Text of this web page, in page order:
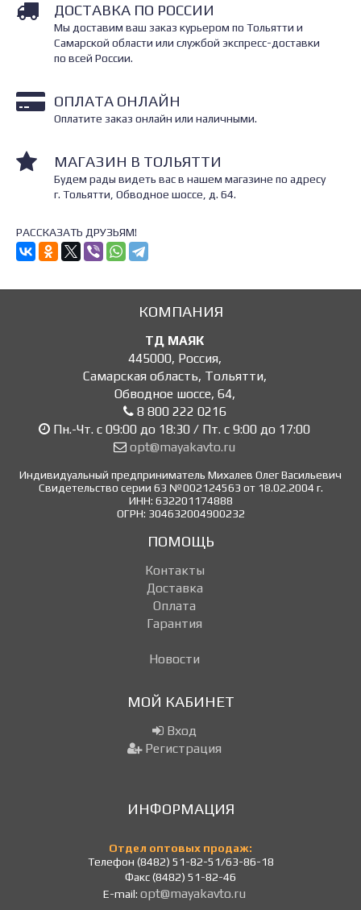
ДОСТАВКА ПО РОССИИ
Мы доставим ваш заказ курьером по Тольятти и
Самарской области или службой экспресс-доставки
по всей России.
ОПЛАТА ОНЛАЙН
Оплатите заказ онлайн или наличными.
МАГАЗИН В ТОЛЬЯТТИ
Будем рады видеть вас в нашем магазине по адресу
г. Тольятти, Обводное шоссе, д. 64.
РАССКАЗАТЬ ДРУЗЬЯМ!
КОМПАНИЯ
ТД МАЯК
445000, Россия,
Самарская область, Тольятти,
Обводное шоссе, 64,
8 800 222 0216
Пн.-Чт. с 09:00 до 18:30 / Пт. с 9:00 до 17:00
opt@mayakavto.ru
Индивидуальный предприниматель Михалев Олег Васильевич
Свидетельство серии 63 №002124563 от 18.02.2004 г.
ИНН: 632201174888
ОГРН: 304632004900232
ПОМОЩЬ
Контакты
Доставка
Оплата
Гарантия
Новости
МОЙ КАБИНЕТ
Вход
Регистрация
ИНФОРМАЦИЯ
Отдел оптовых продаж:
Телефон (8482) 51-82-51/63-86-18
Факс (8482) 51-82-46
E-mail: opt@mayakavto.ru